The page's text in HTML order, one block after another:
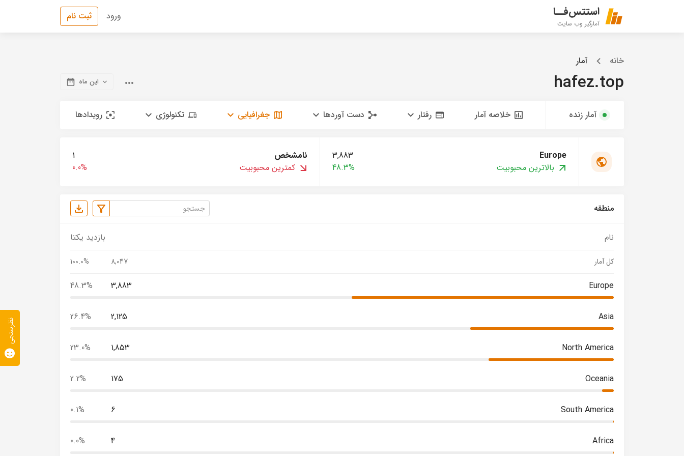
استتس‌فــا
آمارگیر وب سایت
ورود ثبت نام
خانه آمار
hafez.top این ماه
آمار زنده خلاصه آمار رفتار دست آوردها جغرافیایی تکنولوژی رویدادها
Europe
3,883
بالاترین محبوبیت
48.3%
نامشخص
1
کمترین محبوبیت
0.0%
منطقه
نام بازدید یکتا
کل آمار 8,047
100.0%
Europe
3,883
48.3%
Asia
2,125
26.4%
North America
1,853
23.0%
Oceania
175
2.2%
South America
6
0.1%
Africa
4
0.0%
نظرسنجی